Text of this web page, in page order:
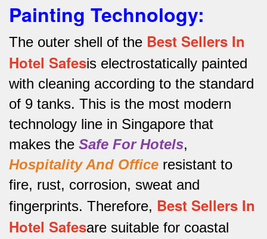
Painting Technology:
The outer shell of the Best Sellers In
Hotel Safesis electrostatically painted
with cleaning according to the standard
of 9 tanks. This is the most modern
technology line in Singapore that
makes the Safe For Hotels,
Hospitality And Office resistant to
fire, rust, corrosion, sweat and
fingerprints. Therefore, Best Sellers In
Hotel Safesare suitable for coastal